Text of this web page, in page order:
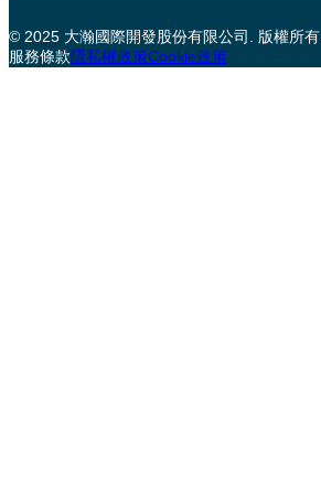
© 2025 大瀚國際開發股份有限公司. 版權所有.
服務條款隱私權政策Cookie政策